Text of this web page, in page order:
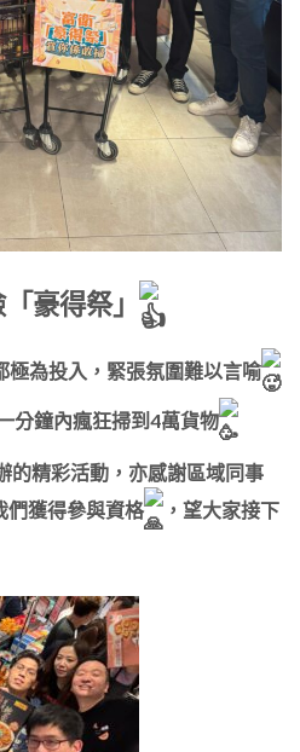
豪得祭」
極為投入，緊張氛圍難以言喻
分鐘內瘋狂掃到4萬貨物
活動，亦感謝區域同事
們獲得參與資格
，望大家接下